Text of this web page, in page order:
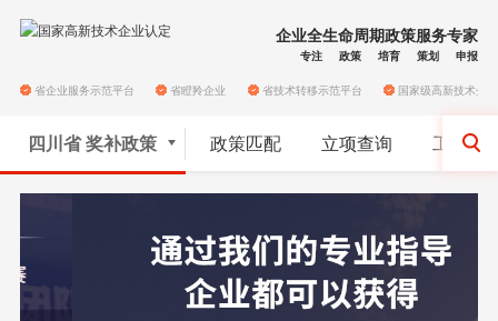
企业全生命周期政策服务专家
专注 政策 培育 策划 申报
省企业服务示范平台 省瞪羚企业 省技术转移示范平台 国家级高新技术企业
四川省奖补政策 政策匹配 立项查询 工商代